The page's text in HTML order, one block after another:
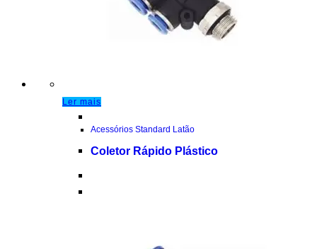
Ler mais
Acessórios Standard Latão
Coletor Rápido Plástico